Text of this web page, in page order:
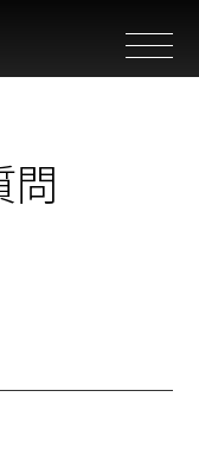
toggle
問